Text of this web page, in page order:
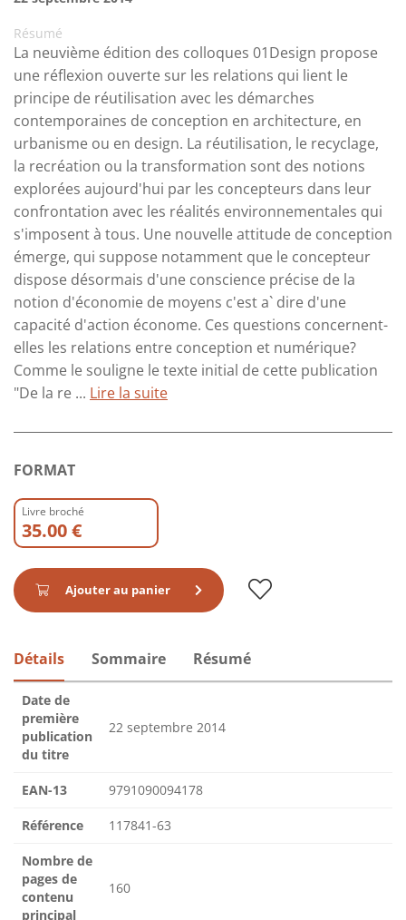
Résumé
La neuvième édition des colloques 01Design propose
une réflexion ouverte sur les relations qui lient le
principe de réutilisation avec les démarches
contemporaines de conception en architecture, en
urbanisme ou en design. La réutilisation, le recyclage,
la recréation ou la transformation sont des notions
explorées aujourd'hui par les concepteurs dans leur
confrontation avec les réalités environnementales qui
s'imposent à tous. Une nouvelle attitude de conception
émerge, qui suppose notamment que le concepteur
dispose désormais d'une conscience précise de la
notion d'économie de moyens c'est a` dire d'une
capacité d'action économe. Ces questions concernent-
elles les relations entre conception et numérique?
Comme le souligne le texte initial de cette publication
"De la re ... Lire la suite
FORMAT
Livre broché
35.00 €
Ajouter au panier
Détails Sommaire Résumé
Date de
première
publication
du titre
22 septembre 2014
EAN-13 9791090094178
Référence 117841-63
Nombre de
pages de
contenu
principal
160